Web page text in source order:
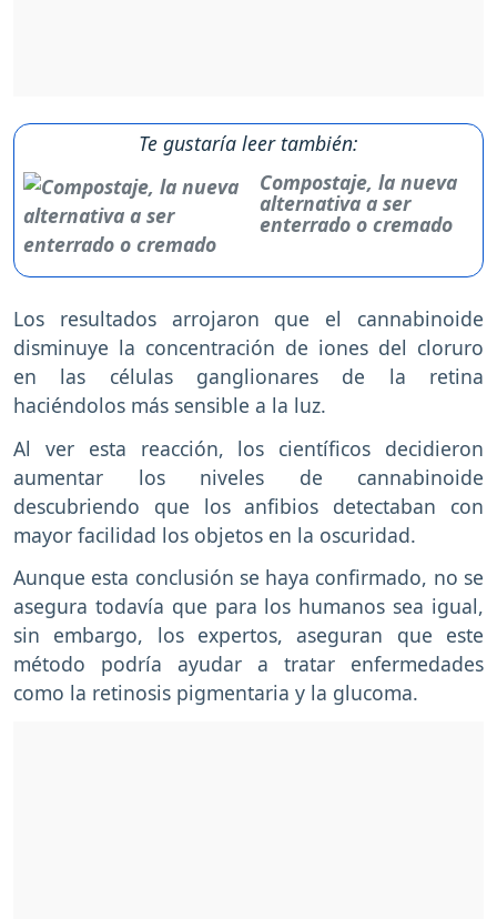
Te gustaría leer también:
Compostaje, la nueva
alternativa a ser
enterrado o cremado
Los resultados arrojaron que el cannabinoide
disminuye la concentración de iones del cloruro
en las células ganglionares de la retina
haciéndolos más sensible a la luz.
Al ver esta reacción, los científicos decidieron
aumentar los niveles de cannabinoide
descubriendo que los anfibios detectaban con
mayor facilidad los objetos en la oscuridad.
Aunque esta conclusión se haya confirmado, no se
asegura todavía que para los humanos sea igual,
sin embargo, los expertos, aseguran que este
método podría ayudar a tratar enfermedades
como la retinosis pigmentaria y la glucoma.